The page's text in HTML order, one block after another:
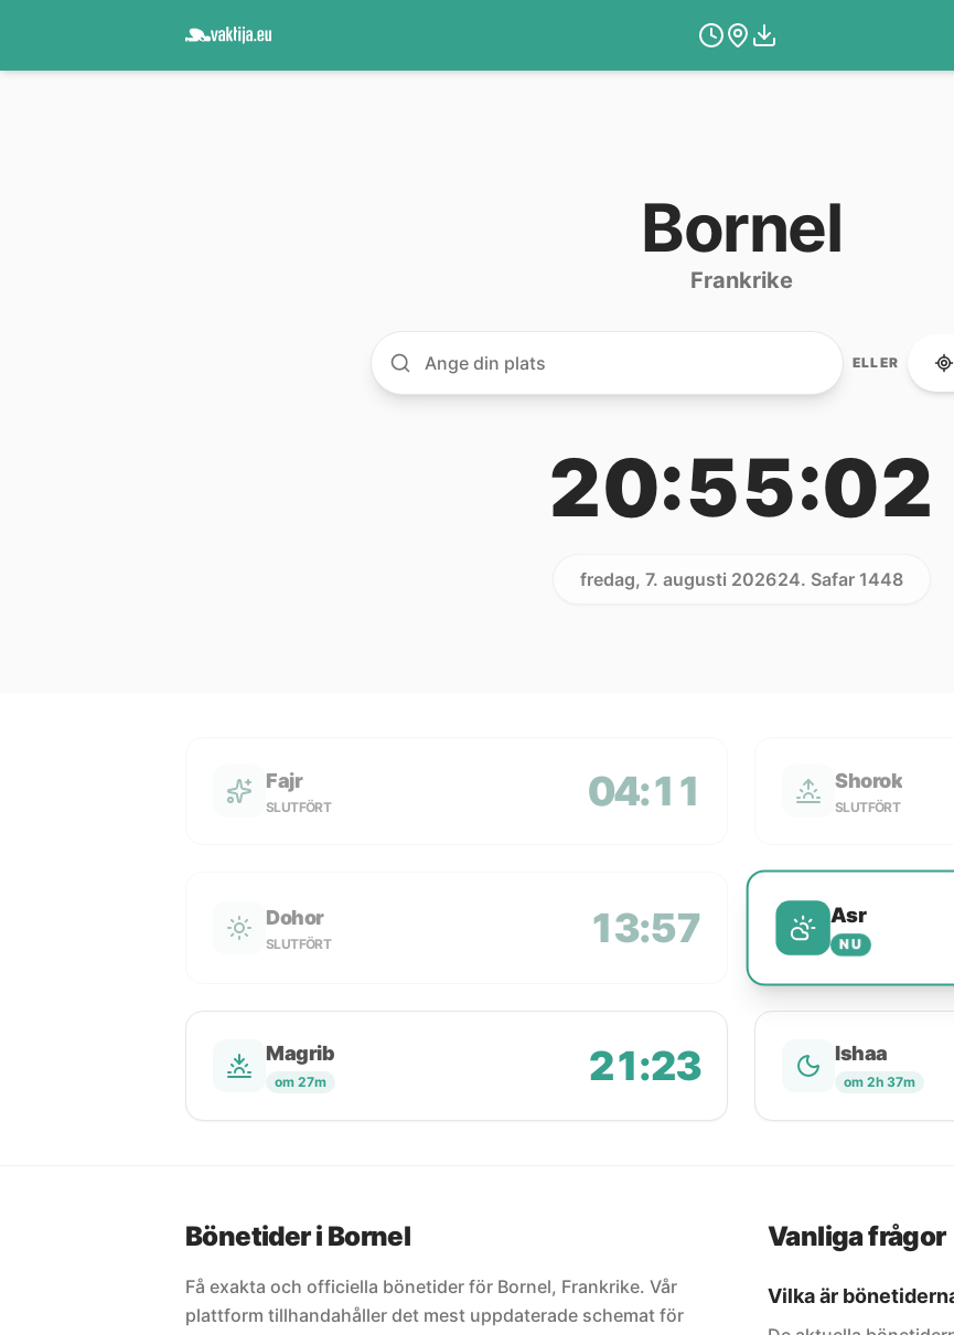
Bornel
Frankrike
ELLER
20:55:02
fredag, 7. augusti 202624. Safar 1448
Fajr
SLUTFÖRT 04:11 Shorok
SLUTFÖRT
Dohor
SLUTFÖRT 13:57 Asr
NU
Magrib
om 27m 21:23 Ishaa
om 2h 37m
Bönetider i Bornel
Få exakta och officiella bönetider för Bornel, Frankrike. Vår
plattform tillhandahåller det mest uppdaterade schemat för
Vanliga frågor
Vilka är